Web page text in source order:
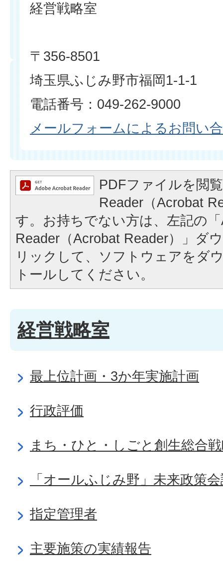
経営戦略室
〒356-8501
埼玉県ふじみ野市福岡1-1-1
電話番号：049-262-9000
メールフォームによるお問い
PDFファイルを閲
Reader（Acrobat
す。お持ちでない方は、左記の
Reader（Acrobat Reader）」ダ
リックして、ソフトウェアをダ
トールしてください。
経営戦略室
最上位計画・3か年実施計画
行政評価
まち・ひと・しごと創生総合
「オールふじみ野」未来政策
指定管理者
主要施策の実績報告